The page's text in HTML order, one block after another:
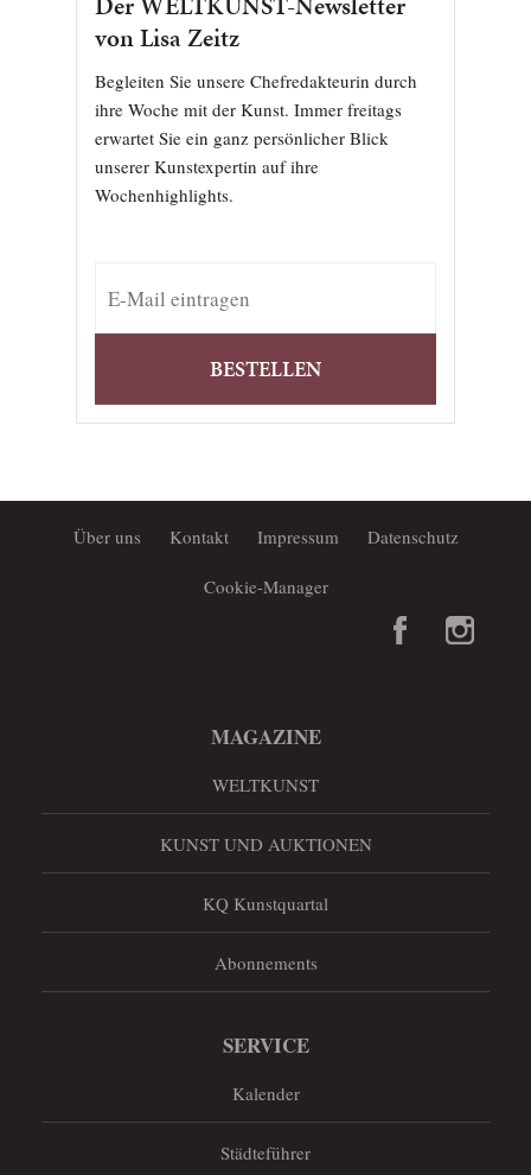
von Lisa Zeitz
Begleiten Sie unsere Chefredakteurin durch
ihre Woche mit der Kunst. Immer freitags
erwartet Sie ein ganz persönlicher Blick
unserer Kunstexpertin auf ihre
Wochenhighlights.
BESTELLEN
Über uns Kontakt Impressum Datenschutz
Cookie-Manager
MAGAZINE
WELTKUNST
KUNST UND AUKTIONEN
KQ Kunstquartal
Abonnements
SERVICE
Kalender
Städteführer